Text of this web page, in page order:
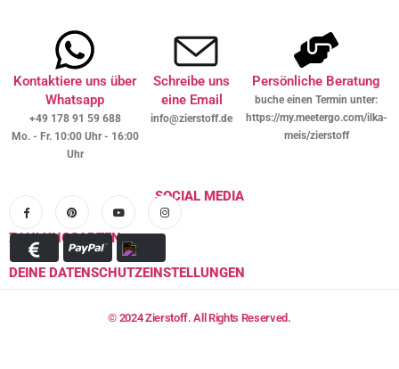
Kontaktiere uns über
Whatsapp
+49 178 91 59 688
Mo. - Fr. 10:00 Uhr - 16:00
Uhr
Schreibe uns
eine Email
info@zierstoff.de
Persönliche Beratung
buche einen Termin unter:
https://my.meetergo.com/ilka-
meis/zierstoff
SOCIAL MEDIA
ZAHLUNGSARTEN
DEINE DATENSCHUTZEINSTELLUNGEN
© 2024 Zierstoff. All Rights Reserved.